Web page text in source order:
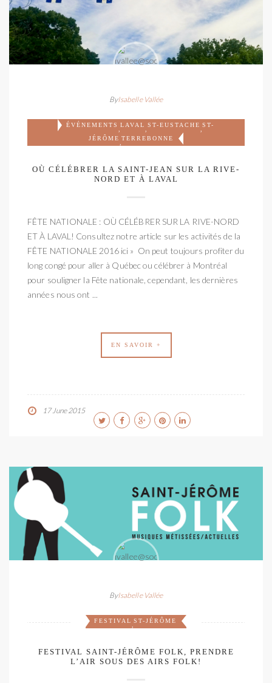
ByIsabelle Vallée
ÉVÉNEMENTS
,
LAVAL ST-EUSTACHE ST-
JÉRÔME TERREBONNE
OÙ CÉLÉBRER LA SAINT-JEAN SUR LA RIVE-
NORD ET À LAVAL
FÊTE NATIONALE : OÙ CÉLÉBRER SUR LA RIVE-NORD
ET À LAVAL! Consultez notre article sur les activités de la
FÊTE NATIONALE 2016 ici » On peut toujours profiter du
long congé pour aller à Québec ou célébrer à Montréal
pour souligner la Fête nationale, cependant, les dernières
années nous ont ...
EN SAVOIR +
17 June 2015
ByIsabelle Vallée
FESTIVAL
,
ST-JÉRÔME
FESTIVAL SAINT-JÉRÔME FOLK, PRENDRE
L’AIR SOUS DES AIRS FOLK!